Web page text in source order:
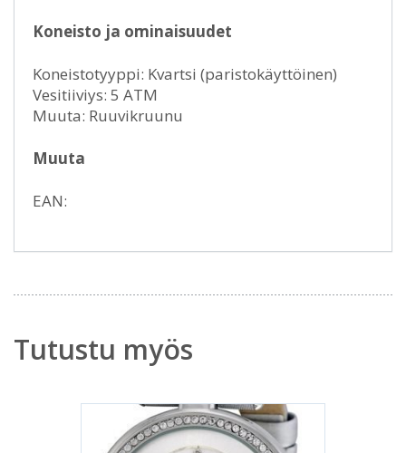
Koneisto ja ominaisuudet
Koneistotyyppi: Kvartsi (paristokäyttöinen)
Vesitiiviys: 5 ATM
Muuta: Ruuvikruunu
Muuta
EAN:
Tutustu myös